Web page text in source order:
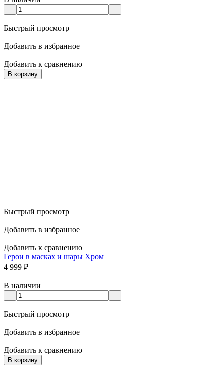
Быстрый просмотр
Добавить в избранное
Добавить к сравнению
В корзину
Быстрый просмотр
Добавить в избранное
Добавить к сравнению
Герои в масках и шары Хром
4 999 ₽
В наличии
Быстрый просмотр
Добавить в избранное
Добавить к сравнению
В корзину